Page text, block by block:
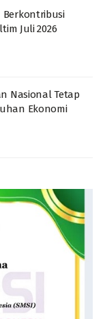
Berkontribusi
Juli 2026
Nasional Tetap
Ekonomi